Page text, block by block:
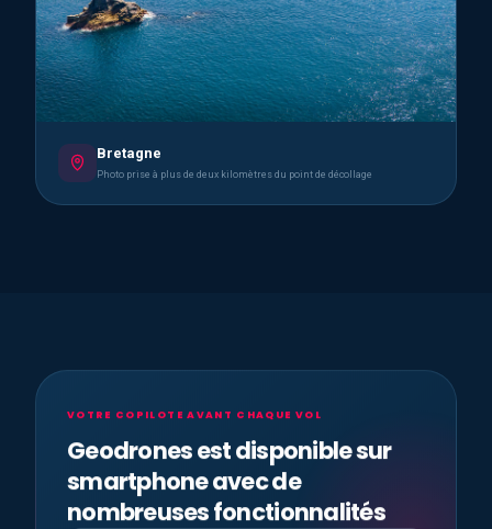
Bretagne
Photo prise à plus de deux kilomètres du point de décollage
VOTRE COPILOTE AVANT CHAQUE VOL
Geodrones est disponible sur
smartphone avec de
nombreuses fonctionnalités